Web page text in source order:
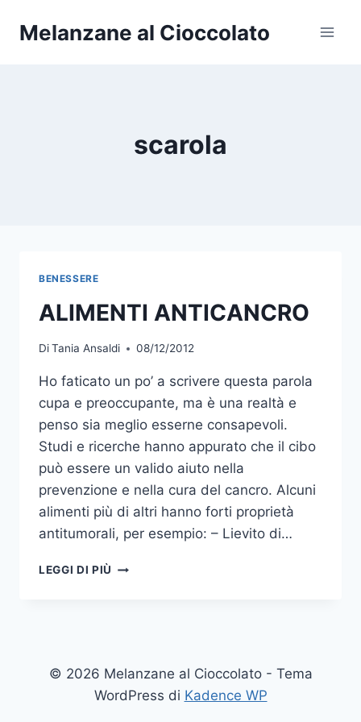
Melanzane al Cioccolato
scarola
BENESSERE
ALIMENTI ANTICANCRO
DiTania Ansaldi 08/12/2012
Ho faticato un po’ a scrivere questa parola
cupa e preoccupante, ma è una realtà e
penso sia meglio esserne consapevoli.
Studi e ricerche hanno appurato che il cibo
può essere un valido aiuto nella
prevenzione e nella cura del cancro. Alcuni
alimenti più di altri hanno forti proprietà
antitumorali, per esempio: – Lievito di…
LEGGI DI PIÙ ALIMENTI
© 2026 Melanzane al Cioccolato - Tema
WordPress di Kadence WP